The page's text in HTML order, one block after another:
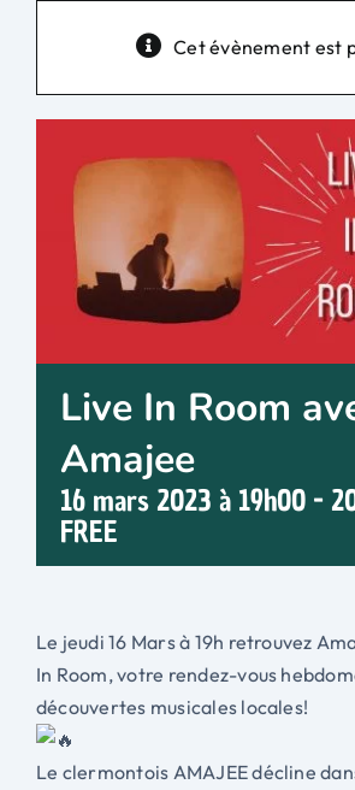
Cet évènement est
Live In Room
Amajee
16 mars 2023 à 19h00 -
FREE
Le jeudi 16 Mars à 19h retrouvez
In Room, votre rendez-vous
découvertes musicales locales!
Le clermontois AMAJEE décline